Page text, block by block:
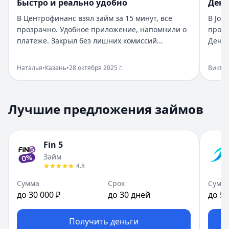
Дата: 28 октября 2025 г.
Взяла займ в Бюджет срочно нужны были деньги.
Помогли в нужный момент
Организация:Монеза
Срочно понадобились деньги, Монеза выручила.
Рейтинг:
Организация: Привет, сосед!
Город:Екатеринбург
28 октября 2025 г.
В Привет, сосед! оформила займ за пару минут.
Быстро и реально удобно
Рейтинг:4
Центрофинанс
Быстро и реально удобно
В Центрофинанс взял займ за 15 минут, все
прозрачно. Удобное приложение, напомнили о
платеже. Закрыл без лишних комиссий...
Наталья•Казань•28 октября 2025 г.
В
Лучшие предложения займов
Fin 5
Займ
4.8
Сумма
до 30 000 ₽
Срок
до 30 дней
Получить деньги
до